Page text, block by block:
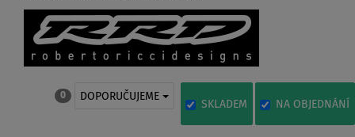
0 DOPORUČUJEME
SKLADEM NA OBJEDNÁNÍ